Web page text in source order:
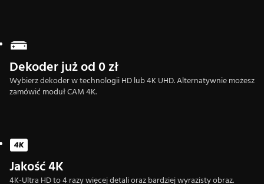
Dekoder już od 0 zł
Wybierz dekoder w technologii HD lub 4K UHD. Alternatywnie możesz
zamówić moduł CAM 4K.
Jakość 4K
4K-Ultra HD to 4 razy więcej detali oraz bardziej wyrazisty obraz.